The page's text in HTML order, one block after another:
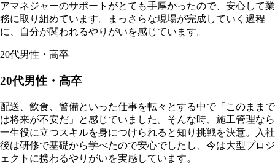
アマネジャーのサポートがとても手厚かったので、安心して業
務に取り組めています。まっさらな現場が完成していく過程
に、自分が関われるやりがいを感じています。
20代男性・高卒
20代男性・高卒
配送、飲食、警備といった仕事を転々とする中で「このままで
は将来が不安だ」と感じていました。そんな時、施工管理なら
一生役に立つスキルを身につけられると知り挑戦を決意。入社
後は研修で基礎から学べたので安心でしたし、今は大型プロジ
ェクトに携わるやりがいを実感しています。